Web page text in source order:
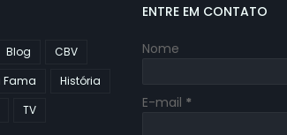
Blog
CBV
Fama
História
TV
ENTRE EM CONTATO
Nome
E-mail *